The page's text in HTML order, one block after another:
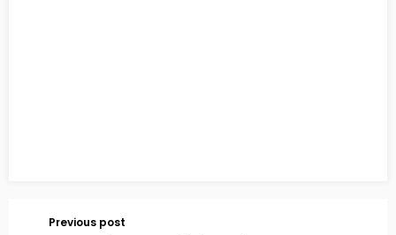
Previous post